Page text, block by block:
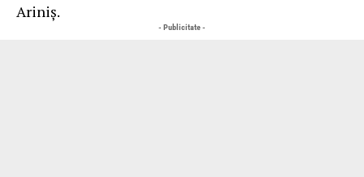
Ariniș.
- Publicitate -